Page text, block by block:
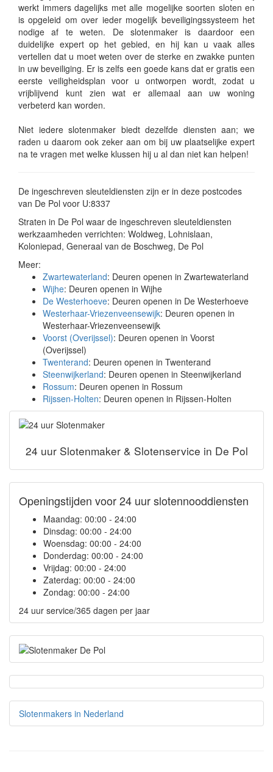
werkt immers dagelijks met alle mogelijke soorten sloten en
is opgeleid om over ieder mogelijk beveiligingssysteem het
nodige af te weten. De slotenmaker is daardoor een
duidelijke expert op het gebied, en hij kan u vaak alles
vertellen dat u moet weten over de sterke en zwakke punten
in uw beveiliging. Er is zelfs een goede kans dat er gratis een
eerste veiligheidsplan voor u ontworpen wordt, zodat u
vrijblijvend kunt zien wat er allemaal aan uw woning
verbeterd kan worden.
Niet iedere slotenmaker biedt dezelfde diensten aan; we
raden u daarom ook zeker aan om bij uw plaatselijke expert
na te vragen met welke klussen hij u al dan niet kan helpen!
De ingeschreven sleuteldiensten zijn er in deze postcodes
van De Pol voor U:8337
Straten in De Pol waar de ingeschreven sleuteldiensten
werkzaamheden verrichten: Woldweg, Lohnislaan,
Koloniepad, Generaal van de Boschweg, De Pol
Meer:
Zwartewaterland: Deuren openen in Zwartewaterland
Wijhe: Deuren openen in Wijhe
De Westerhoeve: Deuren openen in De Westerhoeve
Westerhaar-Vriezenveensewijk: Deuren openen in
Westerhaar-Vriezenveensewijk
Voorst (Overijssel): Deuren openen in Voorst
(Overijssel)
Twenterand: Deuren openen in Twenterand
Steenwijkerland: Deuren openen in Steenwijkerland
Rossum: Deuren openen in Rossum
Rijssen-Holten: Deuren openen in Rijssen-Holten
24 uur Slotenmaker & Slotenservice in De Pol
Openingstijden voor 24 uur slotennooddiensten
Maandag: 00:00 - 24:00
Dinsdag: 00:00 - 24:00
Woensdag: 00:00 - 24:00
Donderdag: 00:00 - 24:00
Vrijdag: 00:00 - 24:00
Zaterdag: 00:00 - 24:00
Zondag: 00:00 - 24:00
24 uur service/365 dagen per jaar
Slotenmakers in Nederland